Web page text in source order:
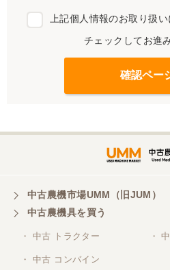
上記個人情報のお取り扱
チェックしてお進
中古農機市場UMM（旧JUM）
中古農機具を買う
・ 中古 トラクター ・
・ 中古 コンバイン